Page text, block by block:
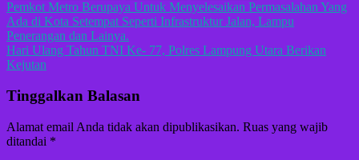
Navigasi
pos
Pemkot Metro Berupaya Untuk Menyelesaikan Permasalahan Yang
Ada di Kota Setempat Seperti Infrastruktur Jalan, Lampu
Penerangan dan Lainya.
Hari Ulang Tahun TNI Ke- 77, Polres Lampung Utara Berikan
Kejutan
Tinggalkan Balasan
Alamat email Anda tidak akan dipublikasikan. Ruas yang wajib
ditandai *